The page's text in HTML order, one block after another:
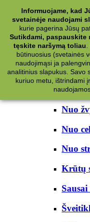
Kategorijos
Kosmetika
Kūno
Nuo
Kūno
Nuo
Nuo
Nuo
Krūtų
Informuojame, kad
svetainėje naudojami
kurie pagerina Jūsų
Sutikdami, paspauskite
tęskite naršymą toliau
būtinuosius (svetainės
naudojimąsi ja
analitinius slapukus. Savo
kuriuo metu, ištrindami